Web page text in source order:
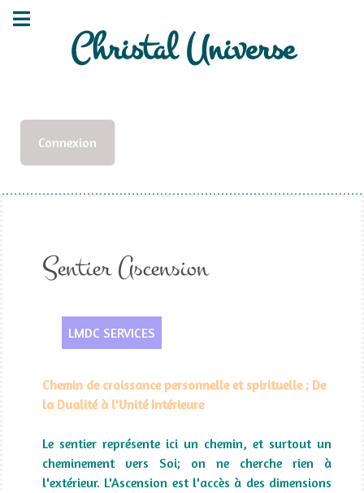
Christal Universe
Connexion
Sentier Ascension
LMDC SERVICES
Chemin de croissance personnelle et spirituelle ; De
la Dualité à l'Unité Intérieure
Le sentier représente ici un chemin, et surtout un
cheminement vers Soi; on ne cherche rien à
l'extérieur. L'Ascension est l'accès à des dimensions